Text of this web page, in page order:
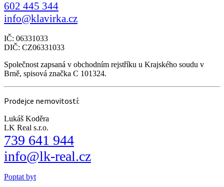
602 445 344
info@klavirka.cz
IČ: 06331033
DIČ: CZ06331033
Společnost zapsaná v obchodním rejstříku u Krajského soudu v
Brně, spisová značka C 101324.
Prodejce nemovitostí:
Lukáš Koděra
LK Real s.r.o.
739 641 944
info@lk-real.cz
Poptat byt